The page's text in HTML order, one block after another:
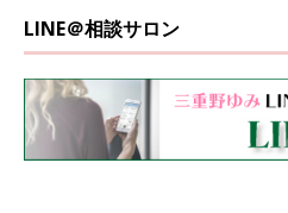
LINE＠相談サロン